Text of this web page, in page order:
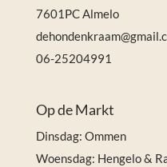
7601PC Almelo
06-25204991
Op de Markt
Dinsdag: Ommen
Woensdag: Hengelo &